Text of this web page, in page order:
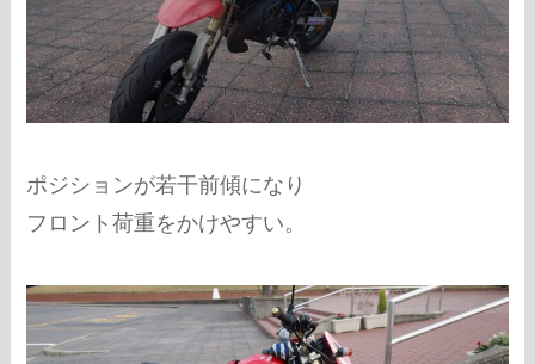
ポジションが若干前傾になり
フロント荷重をかけやすい。